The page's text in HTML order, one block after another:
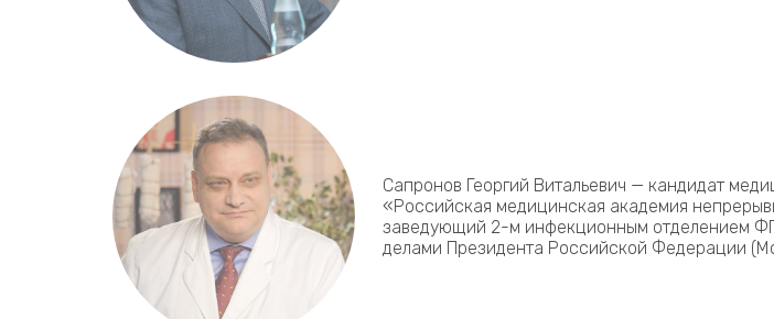
Сапронов Георгий Витальевич — кандидат
«Российская медицинская академия
заведующий 2-м инфекционным отделением
делами Президента Российской Федерации